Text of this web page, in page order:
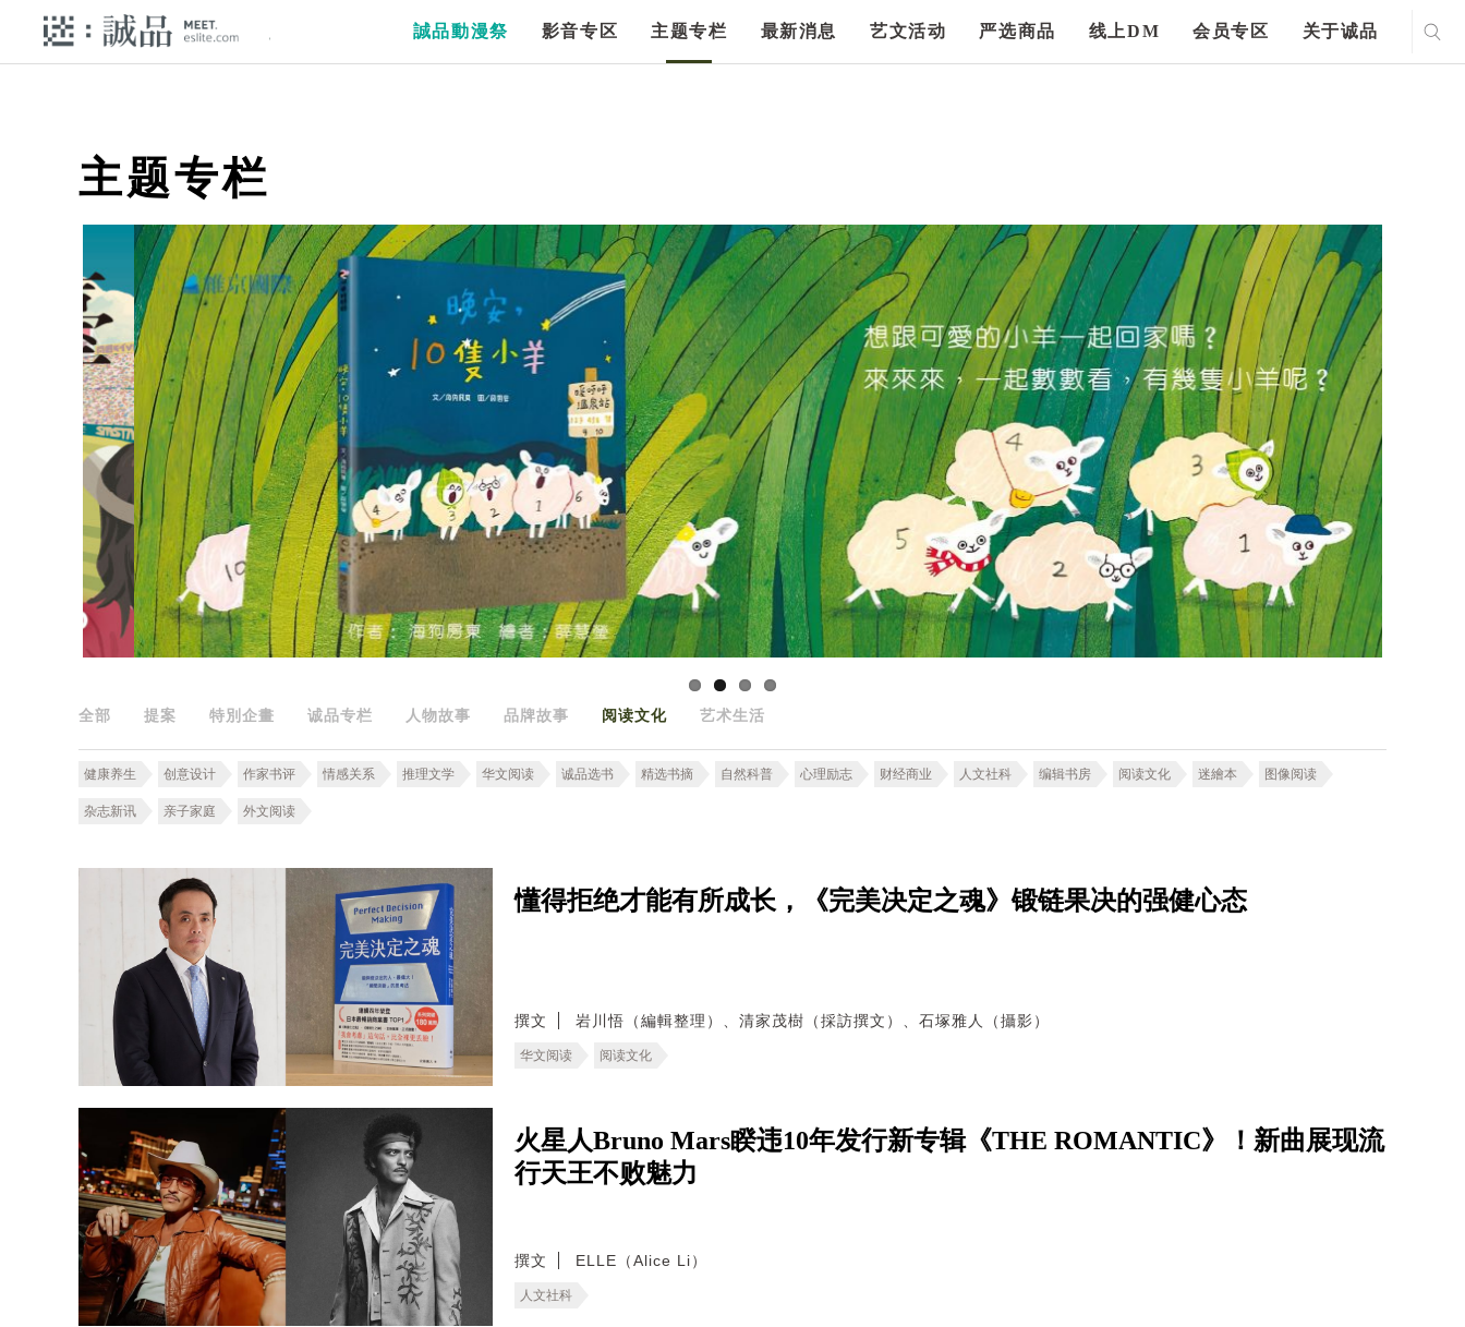
誠品動漫祭 影音专区 主题专栏 最新消息 艺文活动 严选商品 线上DM 会员专区 关于诚品
主题专栏
全部 提案 特別企畫 诚品专栏 人物故事 品牌故事 阅读文化 艺术生活
健康养生 创意设计 作家书评 情感关系 推理文学 华文阅读 诚品选书 精选书摘 自然科普 心理励志 财经商业 人文社科 编辑书房 阅读文化 迷繪本 图像阅读
杂志新讯 亲子家庭 外文阅读
懂得拒绝才能有所成长，《完美决定之魂》锻链果决的强健心态
撰文 岩川悟（編輯整理）、清家茂樹（採訪撰文）、石塚雅人（攝影）
华文阅读 阅读文化
火星人Bruno Mars睽违10年发行新专辑《THE ROMANTIC》！新曲展现流
行天王不败魅力
撰文 ELLE（Alice Li）
人文社科